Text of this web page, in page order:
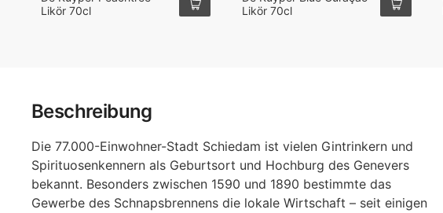
Beschreibung
Die 77.000-Einwohner-Stadt Schiedam ist vielen Gintrinkern und
Spirituosenkennern als Geburtsort und Hochburg des Genevers
bekannt. Besonders zwischen 1590 und 1890 bestimmte das
Gewerbe des Schnapsbrennens die lokale Wirtschaft – seit einigen
Likör 70cl
Likör 70cl